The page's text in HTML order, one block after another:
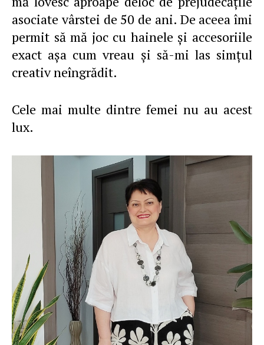
asociate vârstei de 50 de ani. De aceea îmi
permit să mă joc cu hainele şi accesoriile
exact aşa cum vreau şi să-mi las simţul
creativ neîngrădit.
Cele mai multe dintre femei nu au acest
lux.